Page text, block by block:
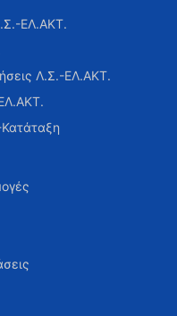
ΕΛ.ΑΚΤ.
Λ.Σ.-ΕΛ.ΑΚΤ.